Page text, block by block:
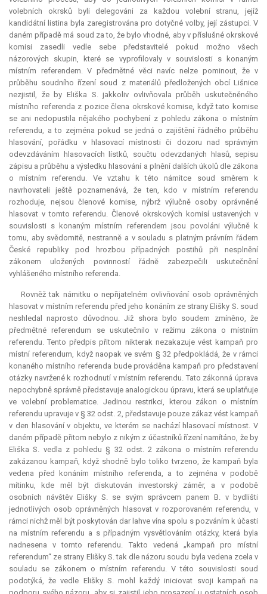
volebních okrsků byli delegováni za každou volební stranu, jejíž
kandidátní listina byla zaregistrována pro dotyčné volby, její zástupci. V
daném případě má soud za to, že bylo vhodné, aby v příslušné okrskové
komisi zasedli vedle sebe představitelé pokud možno všech
názorových skupin, které se vyprofilovaly v souvislosti s konaným
místním referendem. V předmětné věci navíc nelze pominout, že v
průběhu soudního řízení soud z materiálů předložených obcí Lišnice
nezjistil, že by Eliška S. jakkoliv ovlivňovala průběh uskutečněného
místního referenda z pozice člena okrskové komise, když tato komise
se ani nedopustila nějakého pochybení z pohledu zákona o místním
referendu, a to zejména pokud se jedná o zajištění řádného průběhu
hlasování, pořádku v hlasovací místnosti či dozoru nad správným
odevzdáváním hlasovacích lístků, součtu odevzdaných hlasů, sepisu
zápisu a průběhu a výsledku hlasování a plnění dalších úkolů dle zákona
o místním referendu. Ve vztahu k této námitce soud směrem k
navrhovateli ještě poznamenává, že ten, kdo v místním referendu
rozhoduje, nejsou členové komise, nýbrž výlučně osoby oprávněné
hlasovat v tomto referendu. Členové okrskových komisí ustavených v
souvislosti s konaným místním referendem jsou povoláni výlučně k
tomu, aby svědomitě, nestranně a v souladu s platným právním řádem
České republiky pod hrozbou případných postihů při nesplnění
zákonem uložených povinností řádně zabezpečili uskutečnění
vyhlášeného místního referenda.
Rovněž tak námitku o nepřijatelném ovlivňování osob oprávněných
hlasovat v místním referendu před jeho konáním ze strany Elišky S. soud
neshledal naprosto důvodnou. Již shora bylo soudem zmíněno, že
předmětnéreferendum se uskutečnilo v režimu zákona o místním
referendu. Tento předpis přitom nikterak nezakazuje vést kampaň pro
místníreferendum, když naopak ve svém § 32 předpokládá, že v rámci
konaného místního referenda bude prováděna kampaň pro představení
otázky navržené k rozhodnutí v místním referendu. Tato zákonná úprava
nepochybně správně představuje analogickou úpravu, která se uplatňuje
ve volební problematice. Jedinou restrikci, kterou zákon o místním
referendu upravuje v § 32 odst. 2, představuje pouze zákaz vést kampaň
v den hlasování v objektu, ve kterém se nachází hlasovací místnost. V
daném případě přitom nebylo z nikým z účastníků řízení namítáno, že by
Eliška S. vedla z pohledu § 32 odst. 2 zákona o místním referendu
zakázanou kampaň, když shodně bylo toliko tvrzeno, že kampaň byla
vedena před konáním místního referenda, a to zejména v podobě
mítinku, kde měl být diskutován investorský záměr, a v podobě
osobních návštěv Elišky S. se svým správcem panem B. v bydlišti
jednotlivých osob oprávněných hlasovat v rozporovaném referendu, v
rámci nichž měl být poskytován dar lahve vína spolu s pozváním k účasti
na místním referendu a s případným vysvětlováním otázky, která byla
nadnesena v tomto referendu. Takto vedená „kampaň pro místní
referendum“ ze strany Elišky S. tak dle názoru soudu byla vedena zcela v
souladu se zákonem o místním referendu. V této souvislosti soud
podotýká, že vedle Elišky S. mohl každý iniciovat svoji kampaň na